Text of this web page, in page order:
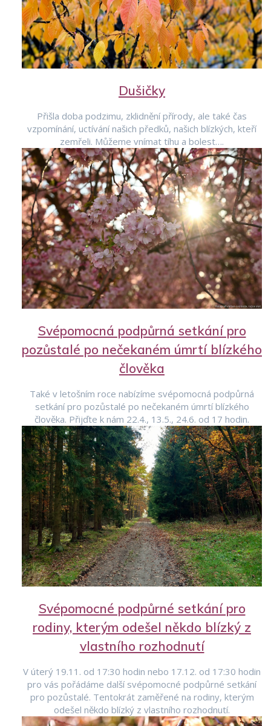
Dušičky
Přišla doba podzimu, zklidnění přírody, ale také čas
vzpomínání, uctívání našich předků, našich blízkých, kteří
zemřeli. Můžeme vnímat tíhu a bolest….
Svépomocná podpůrná setkání pro
pozůstalé po nečekaném úmrtí blízkého
člověka
Také v letošním roce nabízíme svépomocná podpůrná
setkání pro pozůstalé po nečekaném úmrtí blízkého
člověka. Přijďte k nám 22.4., 13.5., 24.6. od 17 hodin.
Svépomocné podpůrné setkání pro
rodiny, kterým odešel někdo blízký z
vlastního rozhodnutí
V úterý 19.11. od 17:30 hodin nebo 17.12. od 17:30 hodin
pro vás pořádáme další svépomocné podpůrné setkání
pro pozůstalé. Tentokrát zaměřené na rodiny, kterým
odešel někdo blízký z vlastního rozhodnutí.